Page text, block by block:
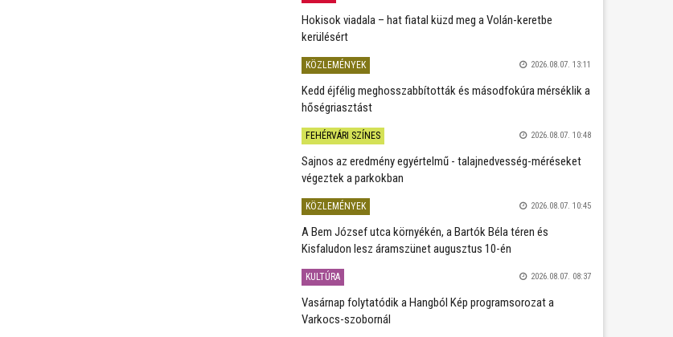
Hokisok viadala – hat fiatal küzd meg a Volán-keretbe
kerülésért
KÖZLEMÉNYEK 2026.08.07. 13:11
Kedd éjfélig meghosszabbították és másodfokúra mérséklik a
hőségriasztást
FEHÉRVÁRI SZÍNES 2026.08.07. 10:48
Sajnos az eredmény egyértelmű - talajnedvesség-méréseket
végeztek a parkokban
KÖZLEMÉNYEK 2026.08.07. 10:45
A Bem József utca környékén, a Bartók Béla téren és
Kisfaludon lesz áramszünet augusztus 10-én
KULTÚRA 2026.08.07. 08:37
Vasárnap folytatódik a Hangból Kép programsorozat a
Varkocs-szobornál